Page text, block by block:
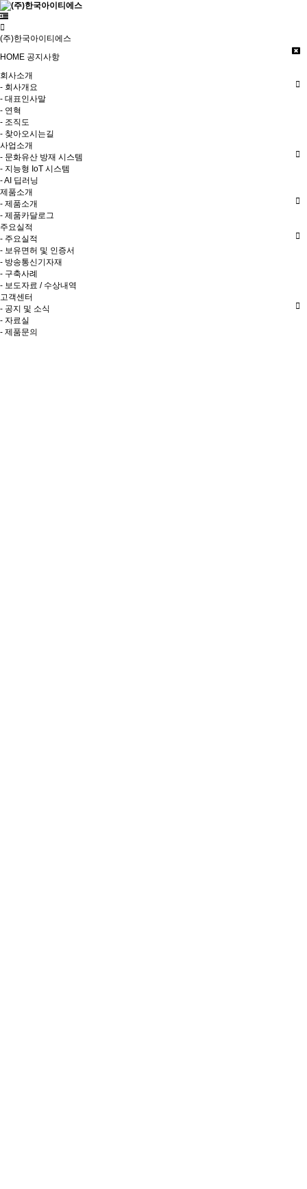
(주)한국아이티에스
HOME 공지사항
회사소개
- 회사개요
- 대표인사말
- 연혁
- 조직도
- 찾아오시는길
사업소개
- 문화유산 방재 시스템
- 지능형 IoT 시스템
- AI 딥러닝
제품소개
- 제품소개
- 제품카달로그
주요실적
- 주요실적
- 보유면허 및 인증서
- 방송통신기자재
- 구축사례
- 보도자료 / 수상내역
고객센터
- 공지 및 소식
- 자료실
- 제품문의